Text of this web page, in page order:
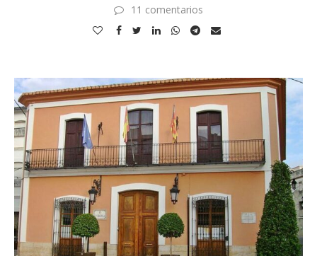
11 comentarios